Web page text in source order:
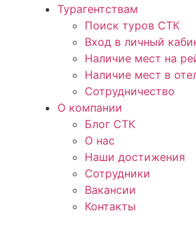
Турагентствам
Поиск туров СТК
Вход в личный
Наличие мест на
Наличие мест в
Сотрудничество
О компании
Блог СТК
О нас
Наши достижения
Сотрудники
Вакансии
Контакты